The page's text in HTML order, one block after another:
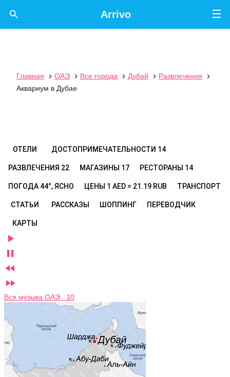
☰
Arrivo

Главная  ОАЭ  Все города  Дубай  Развлечения

Аквариум в Дубае
ОТЕЛИ ДОСТОПРИМЕЧАТЕЛЬНОСТИ 14
РАЗВЛЕЧЕНИЯ 22 МАГАЗИНЫ 17 РЕСТОРАНЫ 14
ПОГОДА 44°, ЯСНО ЦЕНЫ 1 AED = 21.19 RUB ТРАНСПОРТ
СТАТЬИ РАССКАЗЫ ШОППИНГ ПЕРЕВОДЧИК
КАРТЫ




Вся музыка ОАЭ 10